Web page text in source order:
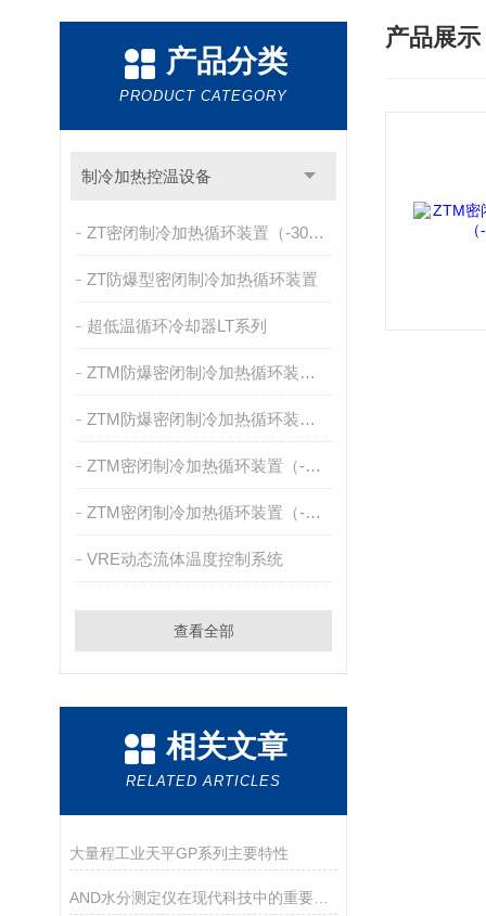
产品分类
PRODUCT CATEGORY
制冷加热控温设备
ZT密闭制冷加热循环装置（-30~200℃）
ZT防爆型密闭制冷加热循环装置
超低温循环冷却器LT系列
ZTM防爆密闭制冷加热循环装置（-40~200℃）
ZTM防爆密闭制冷加热循环装置（-30~200℃）
ZTM密闭制冷加热循环装置（-40~200℃）
ZTM密闭制冷加热循环装置（-30~200℃）
VRE动态流体温度控制系统
查看全部
相关文章
RELATED ARTICLES
大量程工业天平GP系列主要特性
AND水分测定仪在现代科技中的重要作用
产品展示